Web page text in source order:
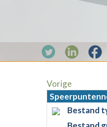
Vorige
Bestand